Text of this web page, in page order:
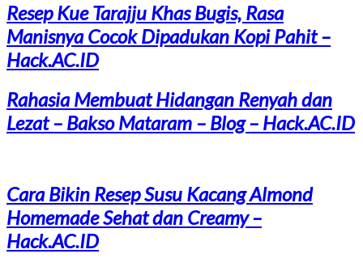
Resep Kue Tarajju Khas Bugis, Rasa
Manisnya Cocok Dipadukan Kopi Pahit –
Hack.AC.ID
Rahasia Membuat Hidangan Renyah dan
Lezat – Bakso Mataram – Blog – Hack.AC.ID
Cara Bikin Resep Susu Kacang Almond
Homemade Sehat dan Creamy –
Hack.AC.ID